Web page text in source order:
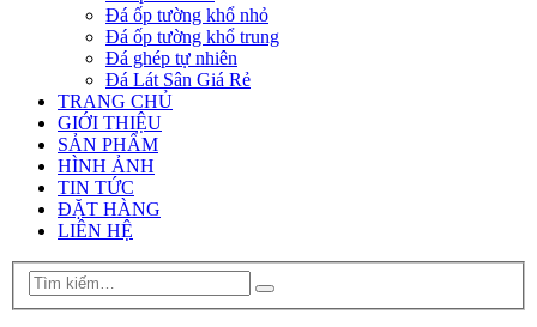
Đá ốp tường khổ nhỏ
Đá ốp tường khổ trung
Đá ghép tự nhiên
Đá Lát Sân Giá Rẻ
TRANG CHỦ
GIỚI THIỆU
SẢN PHẨM
HÌNH ẢNH
TIN TỨC
ĐẶT HÀNG
LIÊN HỆ